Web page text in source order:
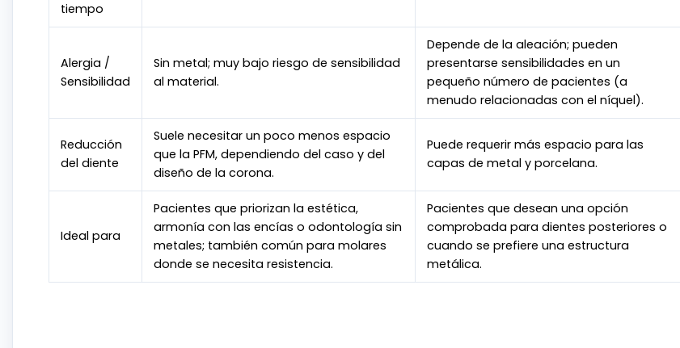
tiempo
Alergia /
Sensibilidad
Sin metal; muy bajo riesgo de sensibilidad
al material.
Depende de la aleación; pueden
presentarse sensibilidades en un
pequeño número de pacientes (a
menudo relacionadas con el níquel).
Reducción
del diente
Suele necesitar un poco menos espacio
que la PFM, dependiendo del caso y del
diseño de la corona.
Puede requerir más espacio para las
capas de metal y porcelana.
Ideal para
Pacientes que priorizan la estética,
armonía con las encías o odontología sin
metales; también común para molares
donde se necesita resistencia.
Pacientes que desean una opción
comprobada para dientes posteriores o
cuando se prefiere una estructura
metálica.